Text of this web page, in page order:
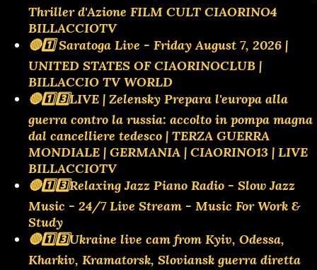
Thriller d'Azione FILM CULT CIAORINO4
BILLACCIOTV
🔴1️⃣ Saratoga Live - Friday August 7, 2026 |
UNITED STATES OF CIAORINOCLUB |
BILLACCIO TV WORLD
🔴1️⃣3️⃣LIVE | Zelensky Prepara l'europa alla
guerra contro la russia: accolto in pompa magna
dal cancelliere tedesco | TERZA GUERRA
MONDIALE | GERMANIA | CIAORINO13 | LIVE
BILLACCIOTV
🔴1️⃣3️⃣Relaxing Jazz Piano Radio - Slow Jazz
Music - 24/7 Live Stream - Music For Work &
Study
🔴1️⃣3️⃣Ukraine live cam from Kyiv, Odessa,
Kharkiv, Kramatorsk, Sloviansk guerra diretta